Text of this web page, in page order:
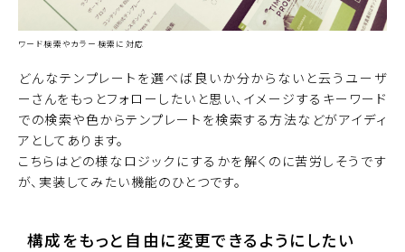
ワード検索やカラー検索に対応
どんなテンプレートを選べば良いか分からないと云うユーザ
ーさんをもっとフォローしたいと思い、イメージするキーワード
での検索や色からテンプレートを検索する方法などがアイディ
アとしてあります。
こちらはどの様なロジックにするかを解くのに苦労しそうです
が、実装してみたい機能のひとつです。
構成をもっと自由に変更できるようにしたい